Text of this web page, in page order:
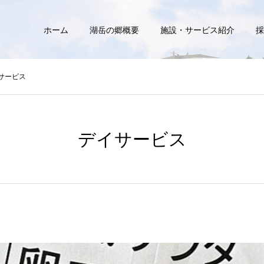
ホーム 湖岳の郷概要 施設・サービス紹介
ービス
デイサービス